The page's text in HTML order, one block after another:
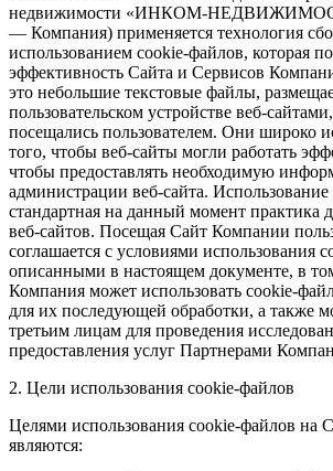
недвижимости «ИНКОМ-
— Компания) применяется технология
использованием cookie-файлов, которая
эффективность Сайта и Сервисов
это небольшие текстовые файлы,
пользовательском устройстве веб-
посещались пользователем. Они широко
того, чтобы веб-сайты могли работать
чтобы предоставлять необходимую
администрации веб-сайта.
стандартная на данный момент практика
веб-сайтов. Посещая Сайт Компании
соглашается с условиями использования
описанными в настоящем документе, в
Компания может использовать cookie-
для их последующей обработки, а также
третьим лицам для проведения
предоставления услуг Партнерами
2. Цели использования cookie-файлов
Целями использования cookie-файлов на
являются: